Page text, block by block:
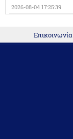
2026-08-04 17:25:39
Επικοινωνία